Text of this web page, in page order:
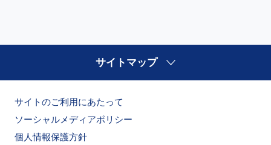
サイトマップ
サイトのご利用にあたって
ソーシャルメディアポリシー
個人情報保護方針